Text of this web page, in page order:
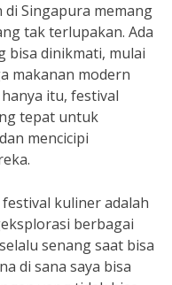
Singapura memang
tak terlupakan. Ada
bisa dinikmati, mulai
makanan modern
itu, festival
tepat untuk
mencicipi
kuliner adalah
berbagai
senang saat bisa
di sana saya bisa